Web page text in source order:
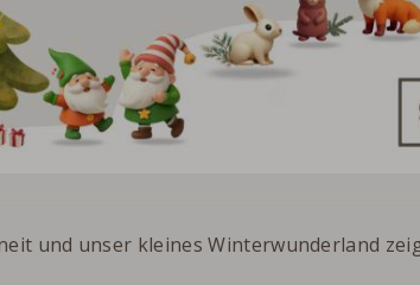
und unser kleines Winterwunderland